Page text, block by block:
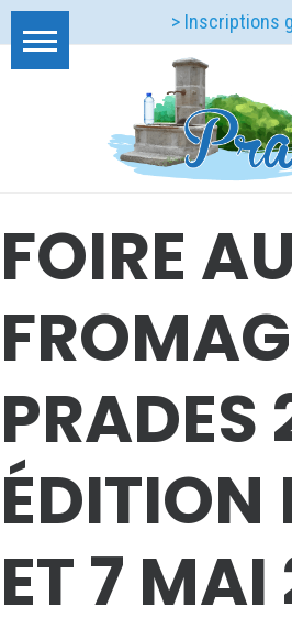
> Inscriptions
FOIRE
PRADES
ÉDITION
ET 7